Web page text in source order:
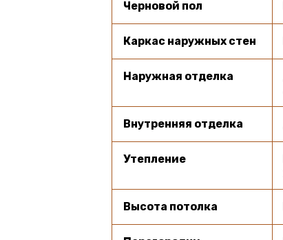
Черновой пол
Каркас наружных стен
Наружная отделка
Внутренняя отделка
Утепление
Высота потолка